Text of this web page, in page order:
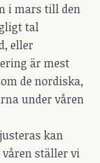
i mars till den
tal
eller
är mest
de nordiska,
under våren
kan
våren ställer vi